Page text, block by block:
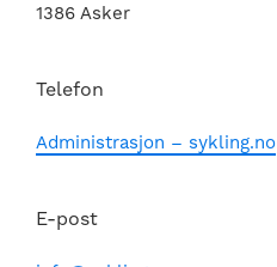
1386 Asker
Telefon
Administrasjon – sykling.no
E-post